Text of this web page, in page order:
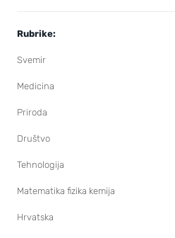
Rubrike:
Svemir
Medicina
Priroda
Društvo
Tehnologija
Matematika fizika kemija
Hrvatska